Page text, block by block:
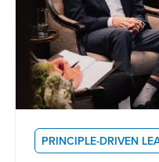
PRINCIPLE-DRIVEN